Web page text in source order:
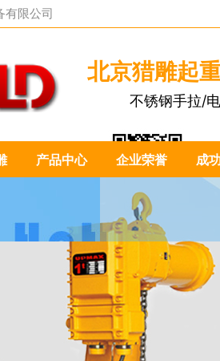
有限公司
北京猎雕起
不锈钢手拉/
扫关注我们：
产品中心 企业荣誉 成